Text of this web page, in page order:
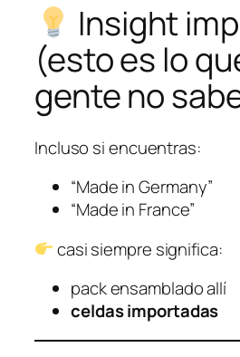
Insight
(esto es lo
gente no
Incluso si encuentras:
“Made in Germany”
“Made in France”
casi siempre significa:
pack ensamblado allí
celdas importadas